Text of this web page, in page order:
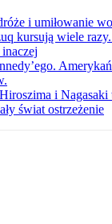
i umiłowanie
kursują wiele
inaczej
i
świat ostrzeżenie